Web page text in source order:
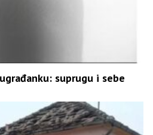
suprugu i sebe